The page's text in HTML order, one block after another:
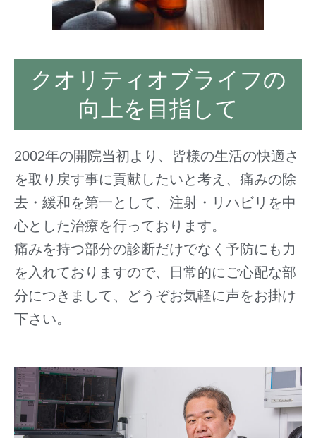
クオリティオブライフの
向上を目指して
2002年の開院当初より、皆様の生活の快適さ
を取り戻す事に貢献したいと考え、痛みの除
去・緩和を第一として、注射・リハビリを中
心とした治療を行っております。
痛みを持つ部分の診断だけでなく予防にも力
を入れておりますので、日常的にご心配な部
分につきまして、どうぞお気軽に声をお掛け
下さい。